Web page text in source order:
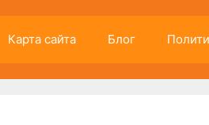
Карта сайта Блог